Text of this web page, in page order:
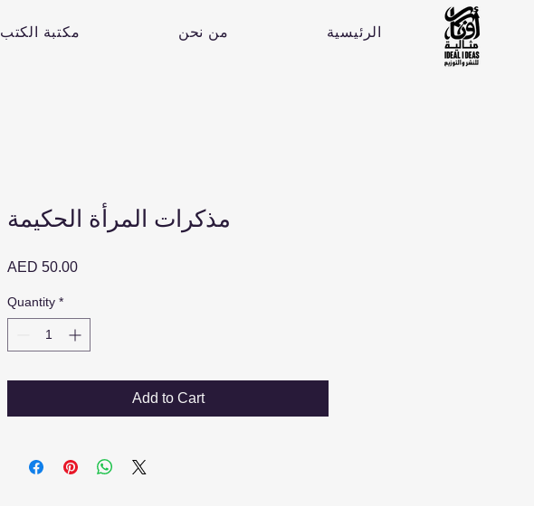
مكتبة الكتب من نحن الرئيسية
مذكرات المرأة الحكيمة
AED 50.00Price
Quantity *
Add to Cart